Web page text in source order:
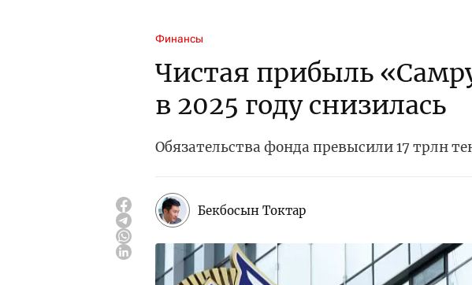
Финансы
Чистая прибыль
в 2025 году снизилась
Обязательства фонда превысили 17 трлн
Бекбосын Токтар